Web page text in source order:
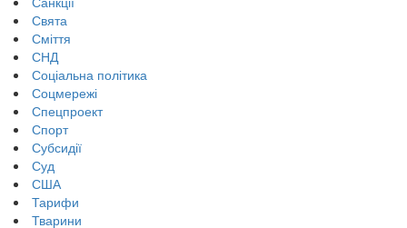
Свята
Сміття
СНД
Соціальна політика
Соцмережі
Спецпроект
Спорт
Субсидії
Суд
США
Тарифи
Тварини